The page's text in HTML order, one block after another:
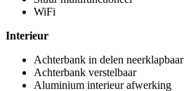
WiFi
Interieur
Achterbank in delen neerklapbaar
Achterbank verstelbaar
Aluminium interieur afwerking